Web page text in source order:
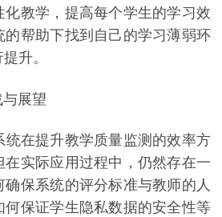
化教学，提高每个学生的学习效
帮助下找到自己的学习薄弱环
升。
展望
在提升教学质量监测的效率方
在实际应用过程中，仍然存在一
保系统的评分标准与教师的人
何保证学生隐私数据的安全性等